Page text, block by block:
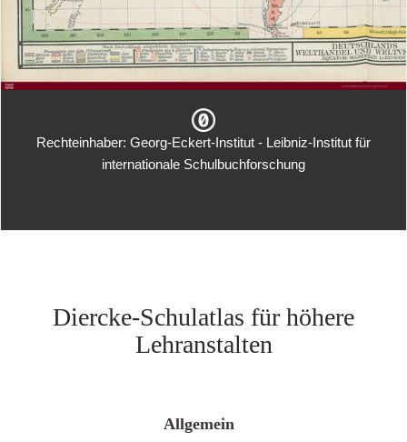
Rechteinhaber: Georg-Eckert-Institut - Leibniz-Institut für
internationale Schulbuchforschung
Diercke-Schulatlas für höhere
Lehranstalten
Allgemein